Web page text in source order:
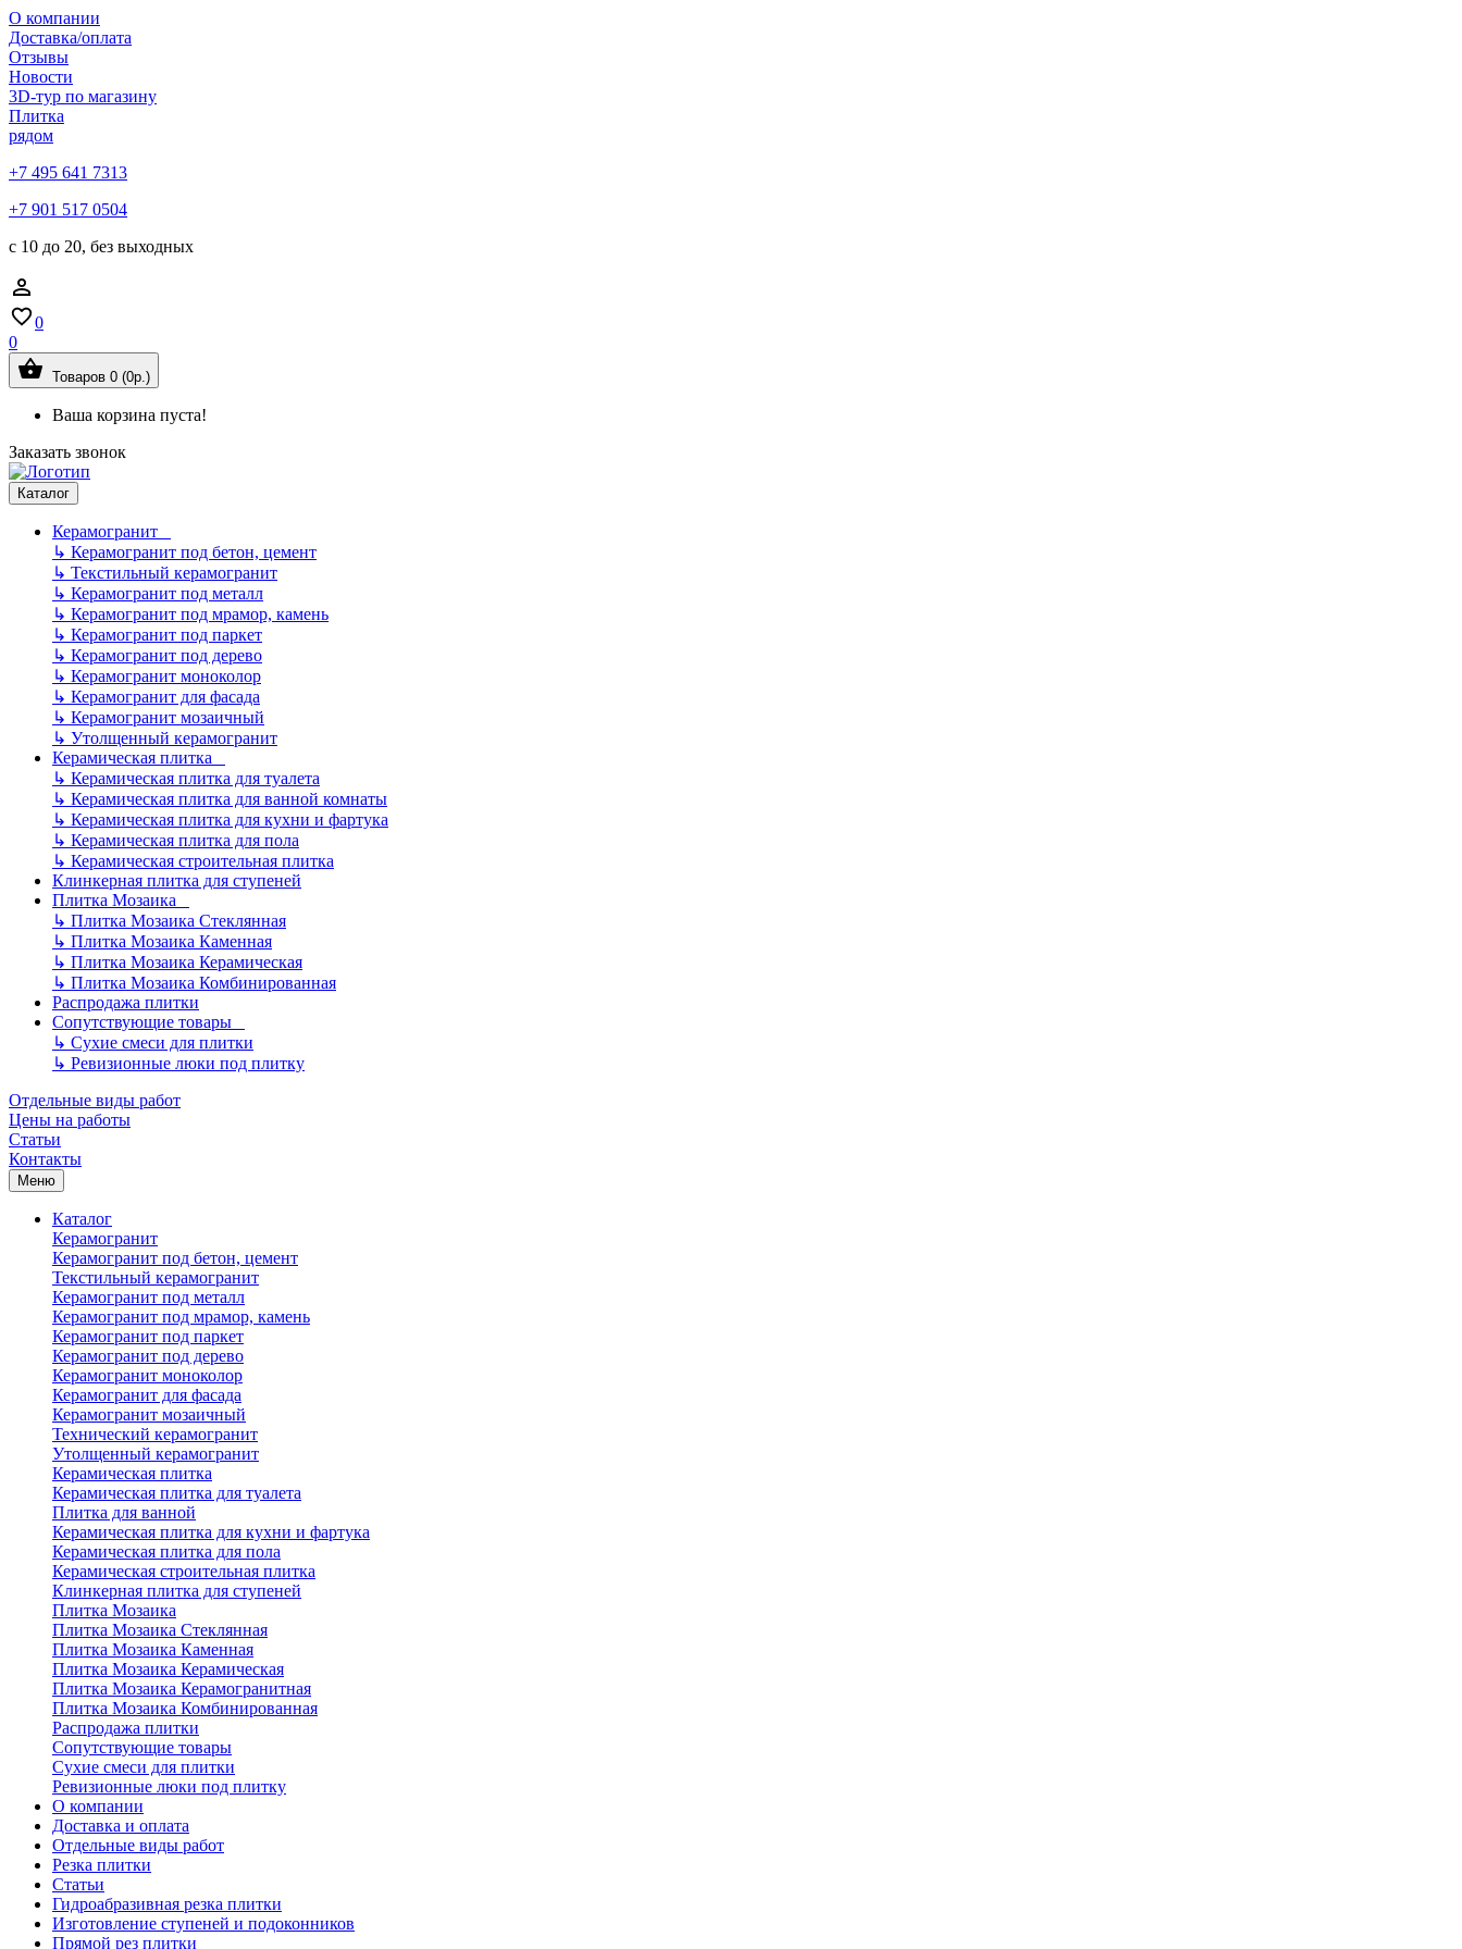
О компании
Доставка/оплата
Отзывы
Новости
3D-тур по магазину
Плитка
рядом
+7 495 641 7313
+7 901 517 0504
с 10 до 20, без выходных
0
0
Товаров 0 (0р.)
Ваша корзина пуста!
Заказать звонок
Каталог
Керамогранит
↳ Керамогранит под бетон, цемент
↳ Текстильный керамогранит
↳ Керамогранит под металл
↳ Керамогранит под мрамор, камень
↳ Керамогранит под паркет
↳ Керамогранит под дерево
↳ Керамогранит моноколор
↳ Керамогранит для фасада
↳ Керамогранит мозаичный
↳ Утолщенный керамогранит
Керамическая плитка
↳ Керамическая плитка для туалета
↳ Керамическая плитка для ванной комнаты
↳ Керамическая плитка для кухни и фартука
↳ Керамическая плитка для пола
↳ Керамическая строительная плитка
Клинкерная плитка для ступеней
Плитка Мозаика
↳ Плитка Мозаика Стеклянная
↳ Плитка Мозаика Каменная
↳ Плитка Мозаика Керамическая
↳ Плитка Мозаика Комбинированная
Распродажа плитки
Сопутствующие товары
↳ Сухие смеси для плитки
↳ Ревизионные люки под плитку
Отдельные виды работ
Цены на работы
Статьи
Контакты
Меню
Каталог
Керамогранит
Керамогранит под бетон, цемент
Текстильный керамогранит
Керамогранит под металл
Керамогранит под мрамор, камень
Керамогранит под паркет
Керамогранит под дерево
Керамогранит моноколор
Керамогранит для фасада
Керамогранит мозаичный
Технический керамогранит
Утолщенный керамогранит
Керамическая плитка
Керамическая плитка для туалета
Плитка для ванной
Керамическая плитка для кухни и фартука
Керамическая плитка для пола
Керамическая строительная плитка
Клинкерная плитка для ступеней
Плитка Мозаика
Плитка Мозаика Стеклянная
Плитка Мозаика Каменная
Плитка Мозаика Керамическая
Плитка Мозаика Керамогранитная
Плитка Мозаика Комбинированная
Распродажа плитки
Сопутствующие товары
Сухие смеси для плитки
Ревизионные люки под плитку
О компании
Доставка и оплата
Отдельные виды работ
Резка плитки
Статьи
Гидроабразивная резка плитки
Изготовление ступеней и подоконников
Прямой рез плитки